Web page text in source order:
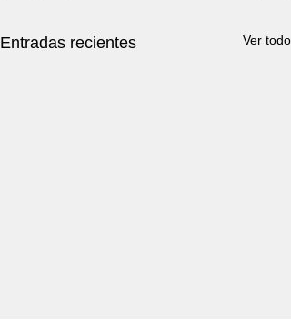
Entradas recientes Ver todo